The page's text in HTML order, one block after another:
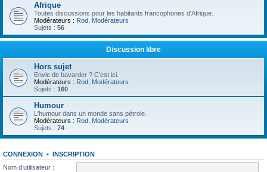
Afrique
Toutes discussions pour les habitants francophones d'Afrique.
Modérateurs : Rod Modérateurs
Sujets : 56
Discussion libre
Hors sujet
Envie de bavarder ? C'est ici.
Modérateurs : Rod Modérateurs
Sujets : 160
Humour
L'humour dans un monde sans pétrole.
Modérateurs : Rod Modérateurs
Sujets : 74
CONNEXION • INSCRIPTION
Nom d’utilisateur :